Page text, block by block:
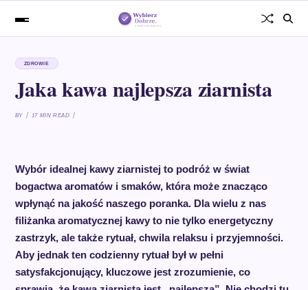
ZDROWIE
Jaka kawa najlepsza ziarnista
BY 17 MIN READ
Wybór idealnej kawy ziarnistej to podróż w świat
bogactwa aromatów i smaków, która może znacząco
wpłynąć na jakość naszego poranka. Dla wielu z nas
filiżanka aromatycznej kawy to nie tylko energetyczny
zastrzyk, ale także rytuał, chwila relaksu i przyjemności.
Aby jednak ten codzienny rytuał był w pełni
satysfakcjonujący, kluczowe jest zrozumienie, co